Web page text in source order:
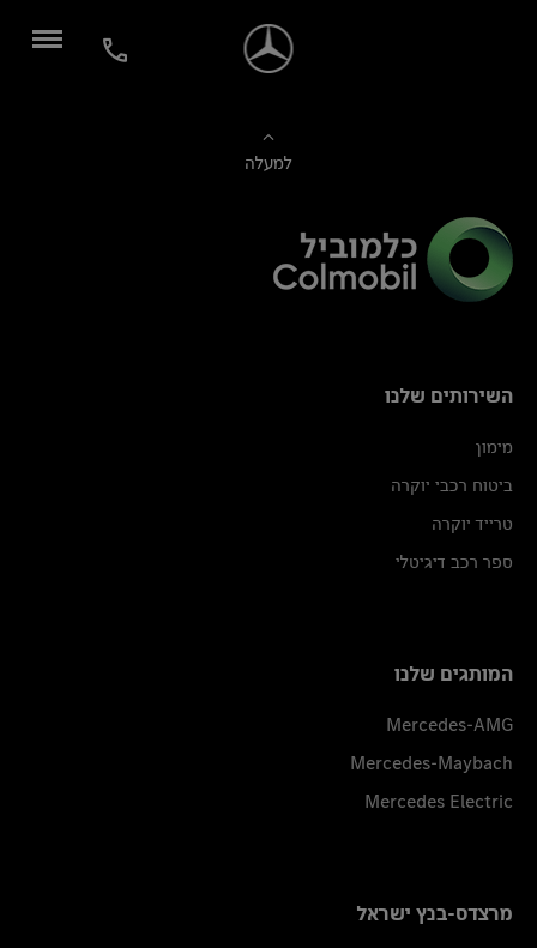
למעלה
השירותים שלנו
מימון
ביטוח רכבי יוקרה
טרייד יוקרה
ספר רכב דיגיטלי
המותגים שלנו
Mercedes-AMG
Mercedes-Maybach
Mercedes Electric
מרצדס-בנץ ישראל